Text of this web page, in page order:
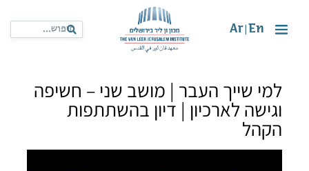
En
Ar
למי שייך העבר | מושב שני – חשיפה
וגישה לארכיון | דיון בהשתתפות
הקהל